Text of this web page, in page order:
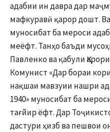
адабии ин давра дар
мафкуравӣ қарор дошт.
муносибат ба мероси
меёфт. Танҳо баъди
Павленко ва қабули
Комунист «Дар бораи
нақшаи мавзуии нашри
1940» муносибат ба
тағйир ёфт. Дар
дастури ҳизб ва пешвои